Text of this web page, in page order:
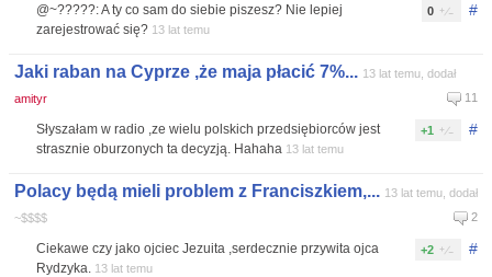
#
0
@~?????: A ty co sam do siebie piszesz? Nie lepiej
zarejestrować się? 13 lat temu
Jaki raban na Cyprze ,że maja płacić 7%... 13 lat temu, dodał
amityr
11
#
+1
Słyszałam w radio ,ze wielu polskich przedsiębiorców jest
strasznie oburzonych ta decyzją. Hahaha 13 lat temu
Polacy będą mieli problem z Franciszkiem,... 13 lat temu, dodał
~$$$$
2
#
+2
Ciekawe czy jako ojciec Jezuita ,serdecznie przywita ojca
Rydzyka. 13 lat temu